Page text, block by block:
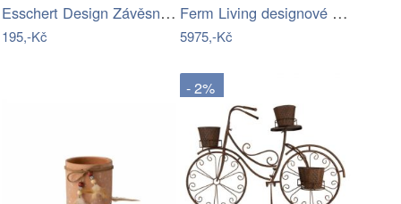
Esschert Design Závěsný květináč PULO…
195,-Kč
Ferm Living designové květináče Lapel…
5975,-Kč
- 2%